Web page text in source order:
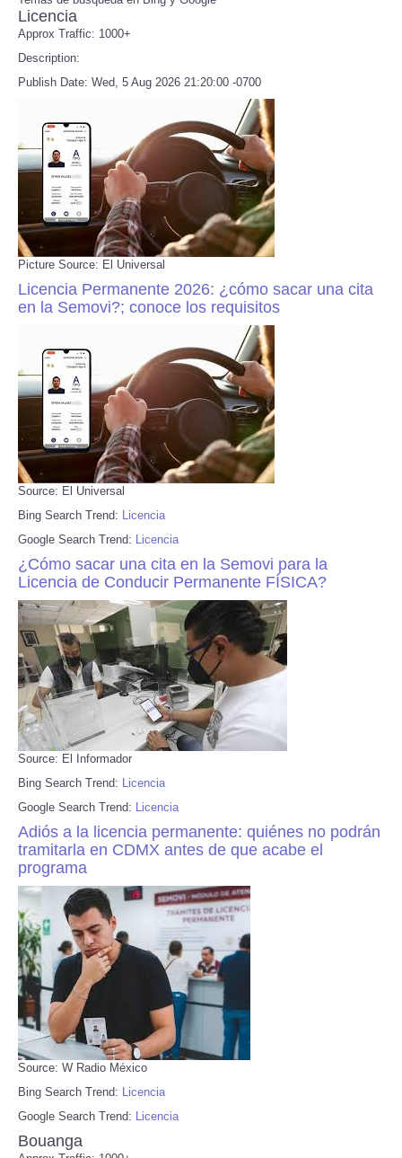
Licencia
Approx Traffic: 1000+
Description:
Publish Date: Wed, 5 Aug 2026 21:20:00 -0700
Picture Source: El Universal
Licencia Permanente 2026: ¿cómo sacar una cita
en la Semovi?; conoce los requisitos
Source: El Universal
Bing Search Trend: Licencia
Google Search Trend: Licencia
¿Cómo sacar una cita en la Semovi para la
Licencia de Conducir Permanente FÍSICA?
Source: El Informador
Bing Search Trend: Licencia
Google Search Trend: Licencia
Adiós a la licencia permanente: quiénes no podrán
tramitarla en CDMX antes de que acabe el
programa
Source: W Radio México
Bing Search Trend: Licencia
Google Search Trend: Licencia
Bouanga